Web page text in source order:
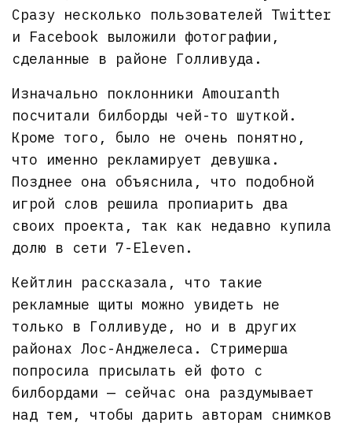
Сразу несколько пользователей Twitter
и Facebook выложили фотографии,
сделанные в районе Голливуда.
Изначально поклонники Amouranth
посчитали билборды чей-то шуткой.
Кроме того, было не очень понятно,
что именно рекламирует девушка.
Позднее она объяснила, что подобной
игрой слов решила пропиарить два
своих проекта, так как недавно купила
долю в сети 7-Eleven.
Кейтлин рассказала, что такие
рекламные щиты можно увидеть не
только в Голливуде, но и в других
районах Лос-Анджелеса. Стримерша
попросила присылать ей фото с
билбордами — сейчас она раздумывает
над тем, чтобы дарить авторам снимков